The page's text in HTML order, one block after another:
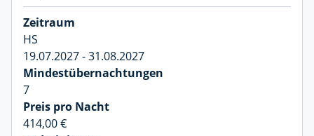
HS
19.07.2027 - 31.08.2027
7
414,00 €